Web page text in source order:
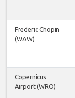
Frederic Chopin
(WAW)
Copernicus
Airport (WRO)